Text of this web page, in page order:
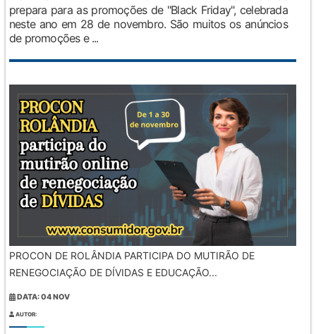
prepara para as promoções de "Black Friday", celebrada
neste ano em 28 de novembro. São muitos os anúncios
de promoções e ...
PROCON DE ROLÂNDIA PARTICIPA DO MUTIRÃO DE
RENEGOCIAÇÃO DE DÍVIDAS E EDUCAÇÃO...
DATA: 04 NOV
AUTOR: